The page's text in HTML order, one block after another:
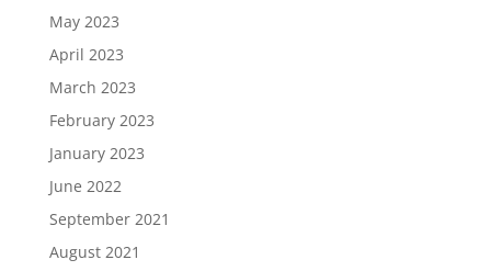
May 2023
April 2023
March 2023
February 2023
January 2023
June 2022
September 2021
August 2021